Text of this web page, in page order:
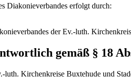
Diakonieverbandes erfolgt durch:
der Ev.-luth.
gemäß § 18
luth. Kirchenkreise Buxtehude und